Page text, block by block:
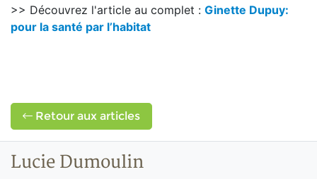
>> Découvrez l'article au complet : Ginette Dupuy:
pour la santé par l’habitat
Retour aux articles
Lucie Dumoulin